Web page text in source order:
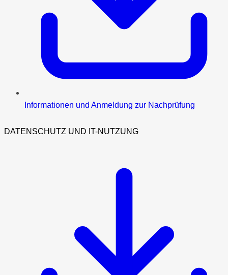
Informationen und Anmeldung zur Nachprüfung
DATENSCHUTZ UND IT-NUTZUNG